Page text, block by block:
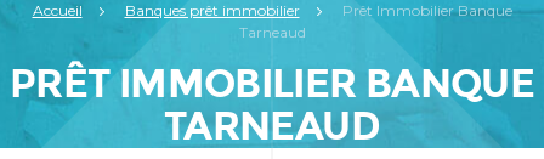
Accueil Banques prêt immobilier
Prêt Immobilier Banque
Tarneaud
PRÊT IMMOBILIER BANQUE
TARNEAUD